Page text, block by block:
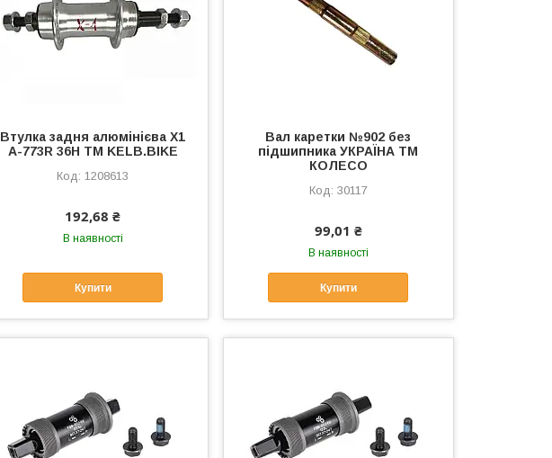
Втулка задня алюмінієва Х1
A-773R 36H ТМ KELB.BIKE
1208613
192,68 ₴
В наявності
Купити
Вал каретки №902 без
підшипника УКРАЇНА ТМ
КОЛЕСО
30117
99,01 ₴
В наявності
Купити